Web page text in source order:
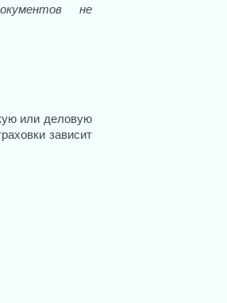
не
граждан
или деловую
зависит